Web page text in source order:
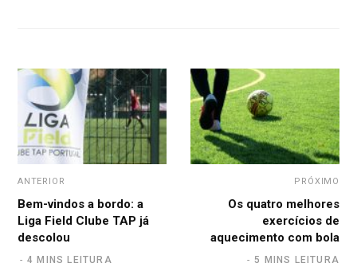
ANTERIOR
Bem-vindos a bordo: a
Liga Field Clube TAP já
descolou
4 MINS LEITURA
PRÓXIMO
Os quatro melhores
exercícios de
aquecimento com bola
5 MINS LEITURA